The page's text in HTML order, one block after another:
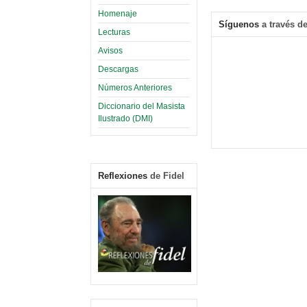
Homenaje
Lecturas
Avisos
Descargas
Números Anteriores
Diccionario del Masista
Ilustrado (DMI)
Reflexiones de Fidel
Síguenos a través